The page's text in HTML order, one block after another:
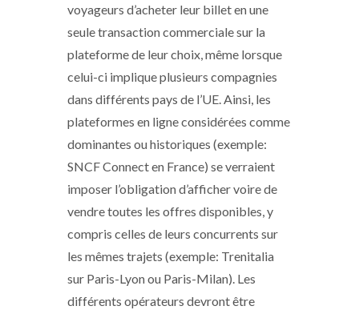
voyageurs d’acheter leur billet en une
seule transaction commerciale sur la
plateforme de leur choix, même lorsque
celui-ci implique plusieurs compagnies
dans différents pays de l’UE. Ainsi, les
plateformes en ligne considérées comme
dominantes ou historiques (exemple:
SNCF Connect en France) se verraient
imposer l’obligation d’afficher voire de
vendre toutes les offres disponibles, y
compris celles de leurs concurrents sur
les mêmes trajets (exemple: Trenitalia
sur Paris-Lyon ou Paris-Milan). Les
différents opérateurs devront être